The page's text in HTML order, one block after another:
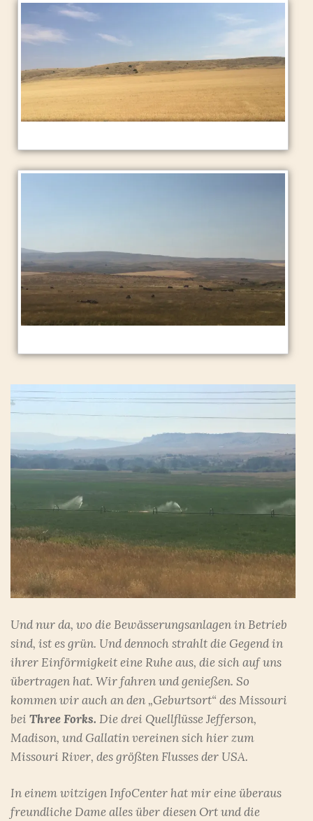
Und nur da, wo die Bewässerungsanlagen in Betrieb
sind, ist es grün. Und dennoch strahlt die Gegend in
ihrer Einförmigkeit eine Ruhe aus, die sich auf uns
übertragen hat. Wir fahren und genießen. So
kommen wir auch an den „Geburtsort“ des Missouri
bei Three Forks. Die drei Quellflüsse Jefferson,
Madison, und Gallatin vereinen sich hier zum
Missouri River, des größten Flusses der USA.
In einem witzigen InfoCenter hat mir eine überaus
freundliche Dame alles über diesen Ort und die